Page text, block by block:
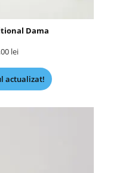
Dama
lei
actualizat!